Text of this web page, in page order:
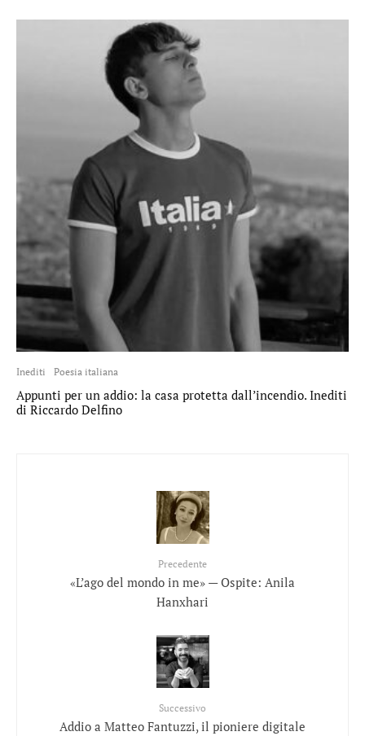
Inediti Poesia italiana
Appunti per un addio: la casa protetta dall’incendio. Inediti
di Riccardo Delfino
Precedente
«L’ago del mondo in me» — Ospite: Anila
Hanxhari
Successivo
Addio a Matteo Fantuzzi, il pioniere digitale